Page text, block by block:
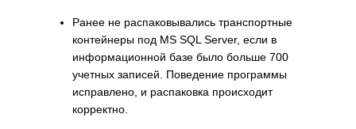
Ранее не распаковывались транспортные
контейнеры под MS SQL Server, если в
информационной базе было больше 700
учетных записей. Поведение программы
исправлено, и распаковка происходит
корректно.